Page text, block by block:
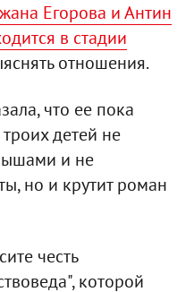
Егорова и Антин
в стадии
отношения.
что ее пока
детей не
и не
но и крутит роман
честь
которой